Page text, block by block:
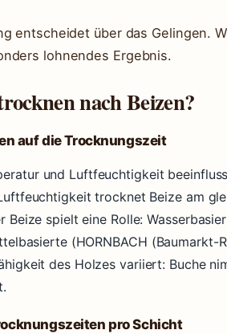
entscheidet über das Gelingen.
lohnendes Ergebnis.
nach Beizen?
auf die Trocknungszeit
und Luftfeuchtigkeit
trocknet Beize am
Beize spielt eine Rolle:
(HORNBACH (Baumarkt-
des Holzes variiert: Buche
pro Schicht